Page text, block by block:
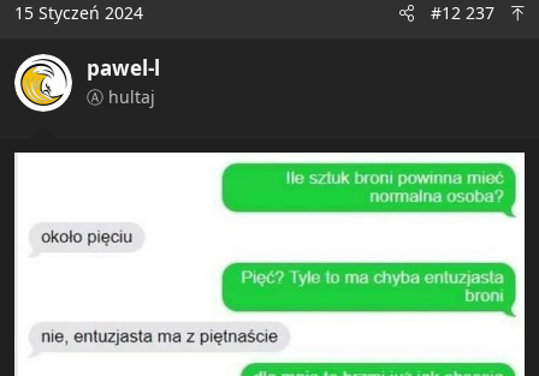
t
o
n
15 Styczeń 2024 #12 237
pawel-l
Ⓐ hultaj